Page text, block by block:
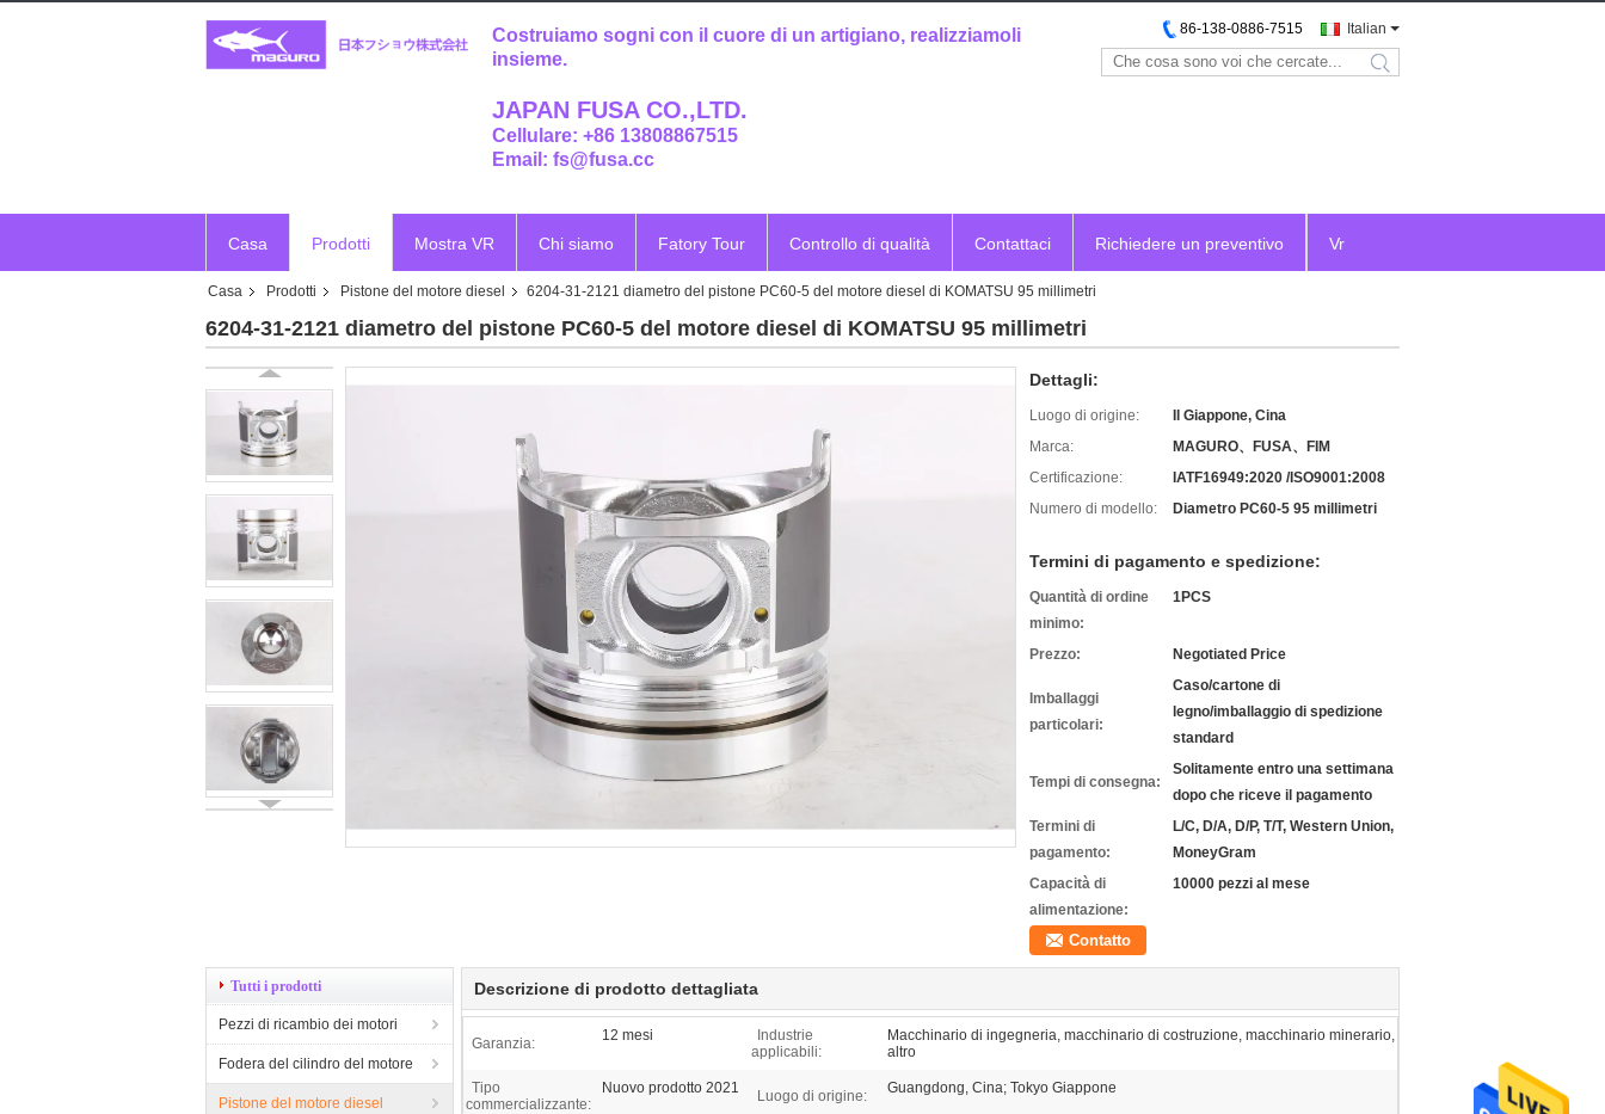
Costruiamo sogni con il cuore di un artigiano, realizziamoli
insieme.
JAPAN FUSA CO.,LTD.
Cellulare: +86 13808867515
Email: fs@fusa.cc
Italian
86-138-0886-7515
search
Casa Prodotti Mostra VR Chi siamo Fatory Tour Controllo di qualità Contattaci Richiedere un preventivo Vr
Casa Prodotti Pistone del motore diesel 6204-31-2121 diametro del pistone PC60-5 del motore diesel di KOMATSU 95 millimetri
6204-31-2121 diametro del pistone PC60-5 del motore diesel di KOMATSU 95 millimetri
Dettagli:
Luogo di origine:
Il Giappone, Cina
Marca:
MAGURO、FUSA、FIM
Certificazione:
IATF16949:2020 /ISO9001:2008
Numero di modello:
Diametro PC60-5 95 millimetri
Termini di pagamento e spedizione:
Quantità di ordine
minimo:
1PCS
Prezzo: Negotiated Price
Imballaggi
particolari:
Caso/cartone di
legno/imballaggio di spedizione
standard
Tempi di consegna:
Solitamente entro una settimana
dopo che riceve il pagamento
Termini di
pagamento:
L/C, D/A, D/P, T/T, Western Union,
MoneyGram
Capacità di
alimentazione:
10000 pezzi al mese
Contatto
Tutti i prodotti
Pezzi di ricambio dei motori
Fodera del cilindro del motore
Pistone del motore diesel
Descrizione di prodotto dettagliata
Garanzia: 12 mesi
Industrie
applicabili:
Macchinario di ingegneria, macchinario di costruzione, macchinario minerario,
altro
Tipo
commercializzante:
Nuovo prodotto 2021 Luogo di origine: Guangdong, Cina; Tokyo Giappone